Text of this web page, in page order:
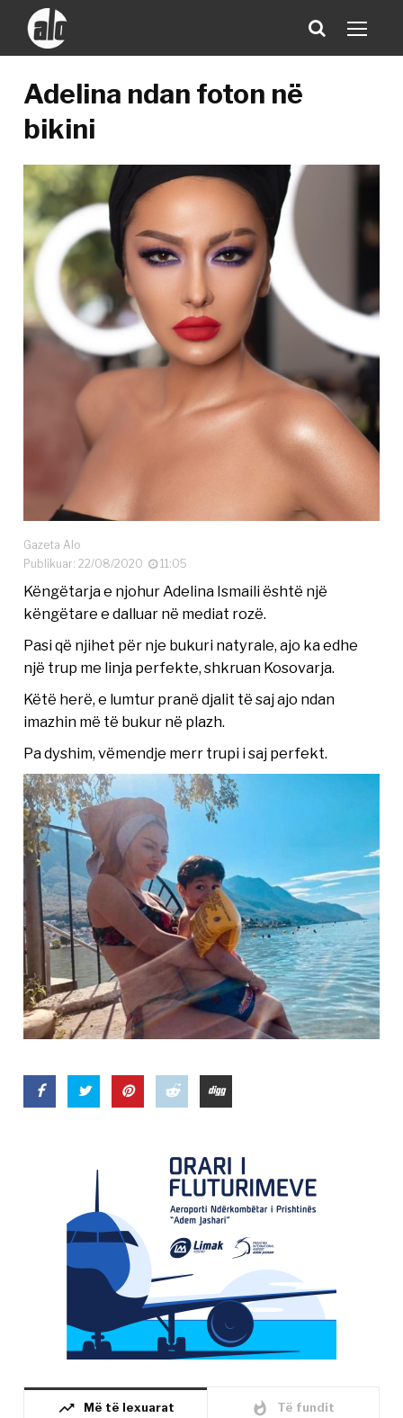
Adelina ndan foton në
bikini
Gazeta Alo
Publikuar: 22/08/2020
11:05
Këngëtarja e njohur Adelina Ismaili është një
këngëtare e dalluar në mediat rozë.
Pasi që njihet për nje bukuri natyrale, ajo ka edhe
një trup me linja perfekte, shkruan Kosovarja.
Këtë herë, e lumtur pranë djalit të saj ajo ndan
imazhin më të bukur në plazh.
Pa dyshim, vëmendje merr trupi i saj perfekt.
trending_up Më të lexuarat whatshot Të fundit